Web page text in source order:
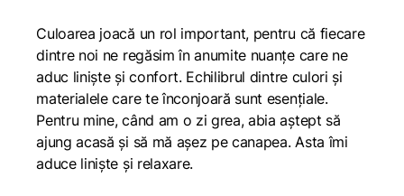
Culoarea joacă un rol important, pentru că fiecare
dintre noi ne regăsim în anumite nuanțe care ne
aduc liniște și confort. Echilibrul dintre culori și
materialele care te înconjoară sunt esențiale.
Pentru mine, când am o zi grea, abia aștept să
ajung acasă și să mă așez pe canapea. Asta îmi
aduce liniște și relaxare.